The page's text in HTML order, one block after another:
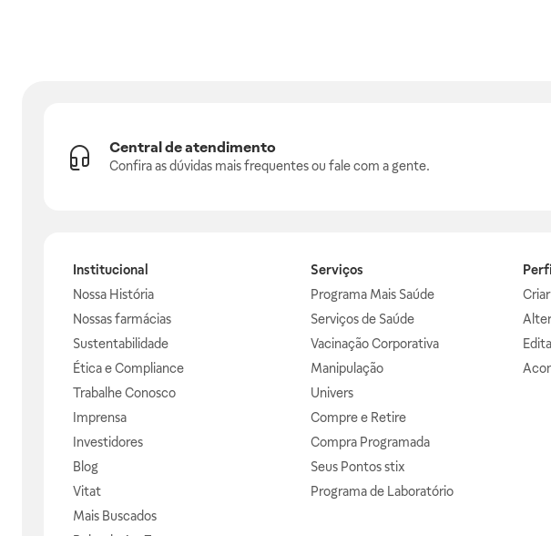
Central de atendimento
Confira as dúvidas mais frequentes ou fale com a gente.
Institucional
Nossa História
Nossas farmácias
Sustentabilidade
Ética e Compliance
Trabalhe Conosco
Imprensa
Investidores
Blog
Vitat
Mais Buscados
Serviços
Programa Mais Saúde
Serviços de Saúde
Vacinação Corporativa
Manipulação
Univers
Compre e Retire
Compra Programada
Seus Pontos stix
Programa de Laboratório
Perfil